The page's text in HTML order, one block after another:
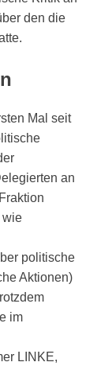
den die
Mal seit
an
wie
politische
Aktionen)
im
LINKE,